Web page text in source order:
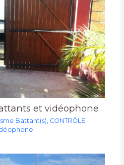
et vidéophone
Battant(s) CONTRÔLE